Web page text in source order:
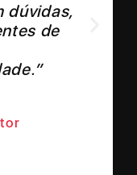
dúvidas,
de